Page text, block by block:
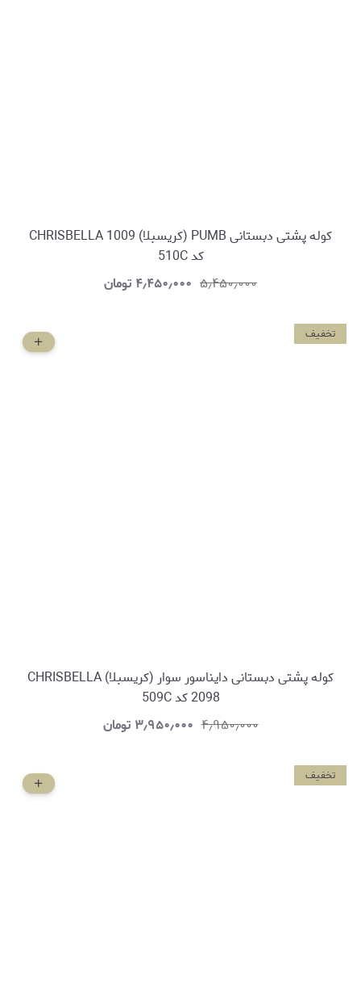
کوله پشتی دبستانی PUMB (کریسبلا) CHRISBELLA 1009
کد 510C
۵٫۴۵۰٫۰۰۰ ۴٫۴۵۰٫۰۰۰ تومان
تخفیف
کوله پشتی دبستانی دایناسور سوار (کریسبلا) CHRISBELLA
2098 کد 509C
۴٫۹۵۰٫۰۰۰ ۳٫۹۵۰٫۰۰۰ تومان
تخفیف